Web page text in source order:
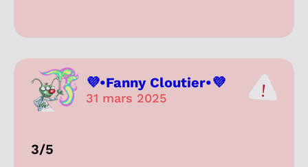
💜•Fanny Cloutier•💜
31 mars 2025
3/5